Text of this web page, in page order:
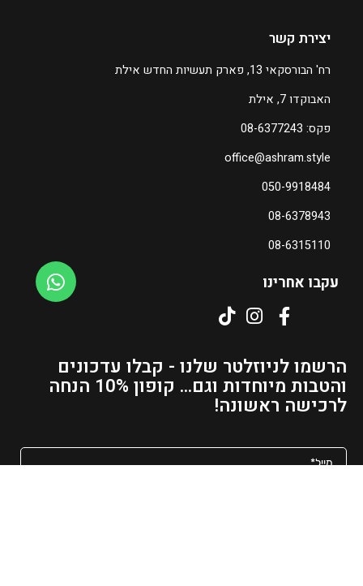
עקבו אחרינו
הרשמו לניוזלטר שלנו - קבלו עדכונים
והטבות מיוחדות וגם... קופון 10% הנחה
לרכישה ראשונה!
יצירת קשר
רח' הבורסקאי 13, פארק תעשיות החדש אילת
האבוקדו 7, אילת
פקס: 08-6377243
office@ashram.style
050-9918484
08-6378943
08-6315110